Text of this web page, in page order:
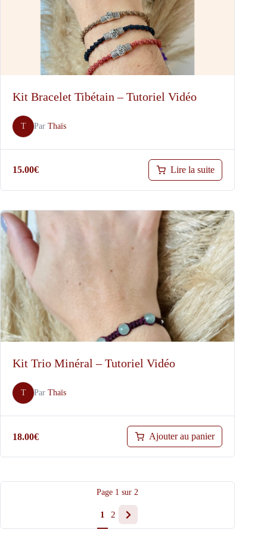
Kit Bracelet Tibétain – Tutoriel Vidéo
T Par Thaïs
15.00€ Lire la suite
Kit Trio Minéral – Tutoriel Vidéo
T Par Thaïs
18.00€ Ajouter au panier
Page 1sur2
1 2
Next